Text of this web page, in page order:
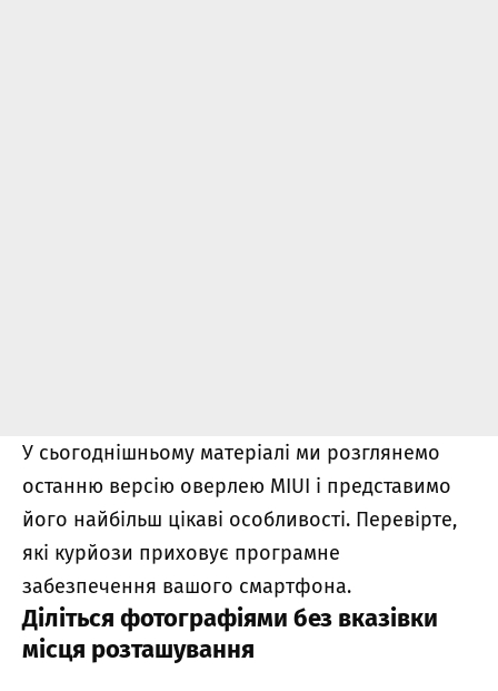
У сьогоднішньому матеріалі ми розглянемо
останню версію оверлею MIUI і представимо
його найбільш цікаві особливості. Перевірте,
які курйози приховує програмне
забезпечення вашого смартфона.
Діліться фотографіями без вказівки
місця розташування